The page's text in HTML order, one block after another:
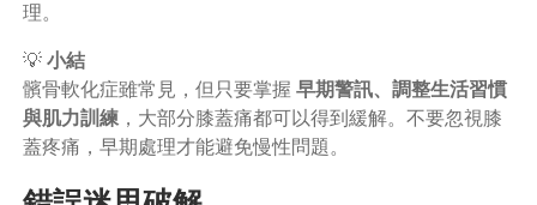
理。
💡 小結
髕骨軟化症雖常見，但只要掌握 早期警訊、調整生活習慣
與肌力訓練，大部分膝蓋痛都可以得到緩解。不要忽視膝
蓋疼痛，早期處理才能避免慢性問題。